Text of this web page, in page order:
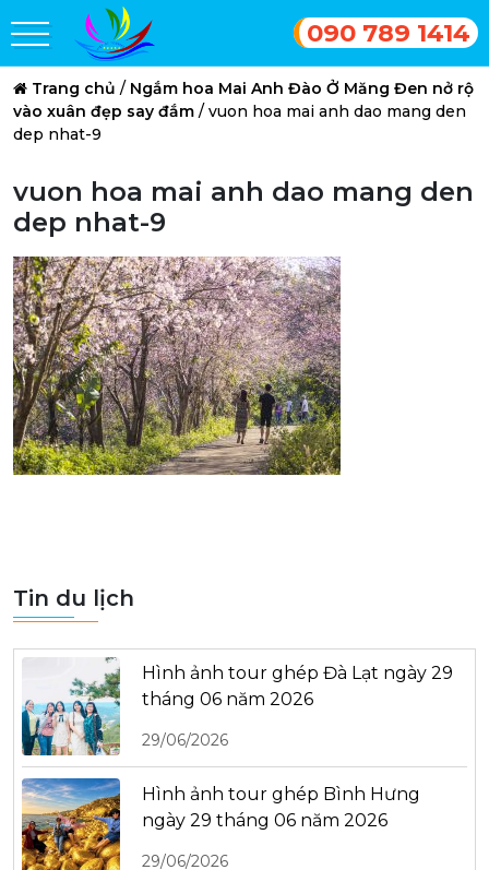
090 789 1414
Trang chủ / Ngắm hoa Mai Anh Đào Ở Măng Đen nở rộ
vào xuân đẹp say đắm / vuon hoa mai anh dao mang den
dep nhat-9
vuon hoa mai anh dao mang den
dep nhat-9
Tin du lịch
Hình ảnh tour ghép Đà Lạt ngày 29
tháng 06 năm 2026
29/06/2026
Hình ảnh tour ghép Bình Hưng
ngày 29 tháng 06 năm 2026
29/06/2026